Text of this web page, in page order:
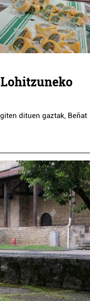
dituen gaztak, Beñat